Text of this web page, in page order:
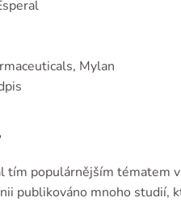
Mylan
tím populárnějším tématem
publikováno mnoho studií,